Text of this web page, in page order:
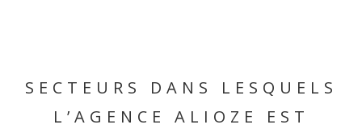
SECTEURS
DANS LESQUELS
L’AGENCE ALIOZE EST